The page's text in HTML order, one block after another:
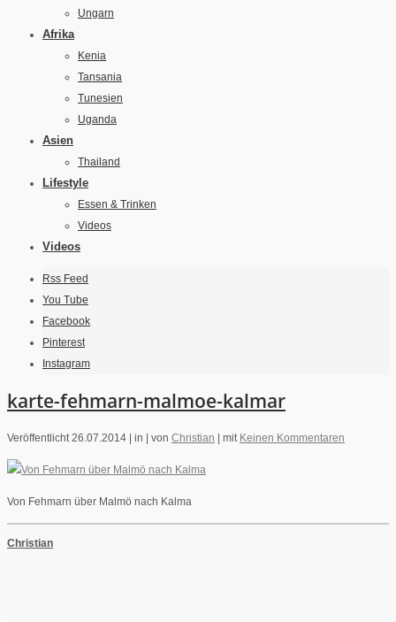
Ungarn
Afrika
Kenia
Tansania
Tunesien
Uganda
Asien
Thailand
Lifestyle
Essen & Trinken
Videos
Videos
Rss Feed
You Tube
Facebook
Pinterest
Instagram
karte-fehmarn-malmoe-kalmar
Veröffentlicht 26.07.2014 | in | von Christian mit Keinen Kommentaren
Von Fehmarn über Malmö nach Kalma
Christian